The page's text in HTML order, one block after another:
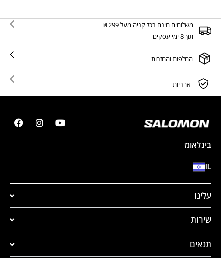
משלוחים חינם בכל קניה מעל 299 ₪
תוך 8 ימי עסקים
החלפות והחזרות
אחריות
בינלאומי
IL
עלינו
שירות
תנאים